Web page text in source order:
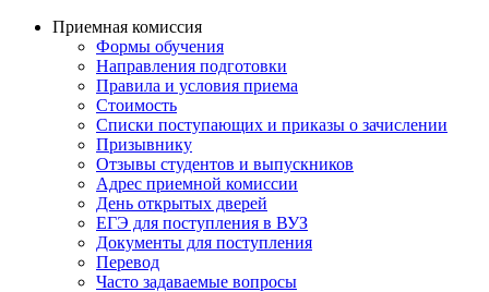
Приемная комиссия
Формы обучения
Направления подготовки
Правила и условия приема
Стоимость
Списки поступающих и приказы о зачислении
Призывнику
Отзывы студентов и выпускников
Адрес приемной комиссии
День открытых дверей
ЕГЭ для поступления в ВУЗ
Документы для поступления
Перевод
Часто задаваемые вопросы